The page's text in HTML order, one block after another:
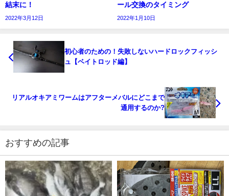
結末に！
2022年3月12日
ール交換のタイミング
2022年1月10日
初心者のための！失敗しないハードロックフィッシ
ュ【ベイトロッド編】
リアルオキアミワームはアフターメバルにどこまで
通用するのか?
おすすめの記事